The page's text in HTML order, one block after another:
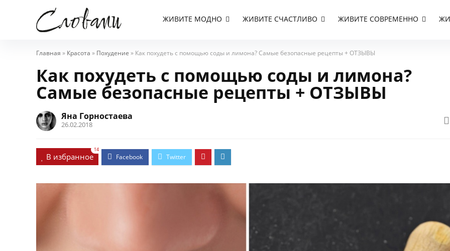
ЖИВИТЕ МОДНО ЖИВИТЕ СЧАСТЛИВО ЖИВИТЕ СОВРЕМЕННО
Главная » Красота » Похудение » Как похудеть с помощью соды и лимона? Самые безопасные рецепты + ОТЗЫВЫ
Как похудеть с помощью соды и лимона?
Самые безопасные рецепты + ОТЗЫВЫ
Яна Горностаева
26.02.2018
В избранное
14